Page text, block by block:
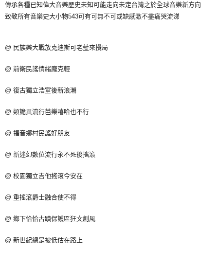
7-11取貨付款
付款後7-11取貨
每筆NT$85，滿NT$1,000(含以上)免運費
傳承各種已知偉大音樂歷史未知可能走向未定台灣之於全球音樂新方向
致敬所有音樂史大小物543可有可無不可或缺感激不盡痛哭流涕
@ 民族樂大戰放克迪斯可老藍來攪局
@ 前衛民謠情緒龐克輕
@ 復古獨立浩室後新浪潮
@ 類詭異流行芭樂嘻哈也不行
@ 福音鄉村民謠好朋友
@ 新迷幻數位流行永不死後搖滾
@ 校園獨立吉他搖滾今安在
@ 重搖滾爵士融合使不得
@ 鄉下恰恰古蹟保護區狂文創風
@ 新世紀總是被低估在路上